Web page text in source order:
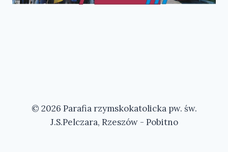
© 2026 Parafia rzymskokatolicka pw. św.
J.S.Pelczara, Rzeszów - Pobitno